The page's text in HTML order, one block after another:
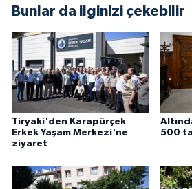
Bunlar da ilginizi çekebilir
Tiryaki'den Karapürçek
Erkek Yaşam Merkezi'ne
ziyaret
500